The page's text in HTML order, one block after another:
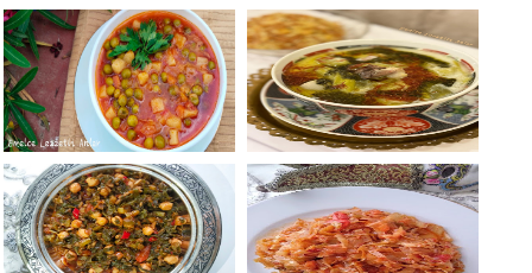
BEZELYE YEMEĞİ TARİFİ
ŞİVEYDİZ TARİFİ GAZİANTEP
YÖRESEL Y[...]